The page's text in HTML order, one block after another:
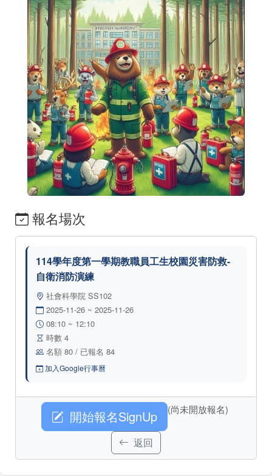
報名場次
114學年度第一學期教職員工生校園災害防救-
自衛消防演練
社會科學院 SS102
2025-11-26 ~ 2025-11-26
08:10 ~ 12:10
時數 4
名額 80 / 已報名 84
加入Google行事曆
開始報名SignUp (尚未開放報名)
返回